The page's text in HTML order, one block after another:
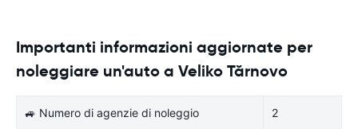
Importanti informazioni aggiornate per
noleggiare un'auto a Veliko Tărnovo
🚙 Numero di agenzie di noleggio 2